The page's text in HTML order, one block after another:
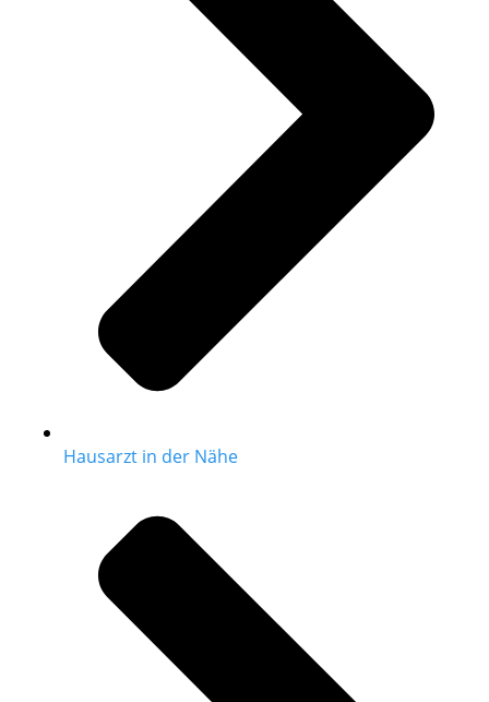
Hausarzt in der Nähe